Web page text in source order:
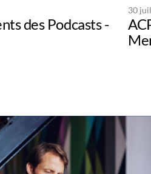
des Podcasts -
30